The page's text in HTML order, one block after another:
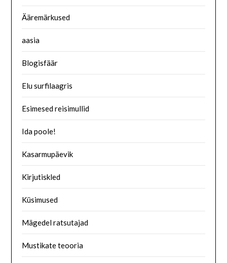
Ääremärkused
aasia
Blogisfäär
Elu surfilaagris
Esimesed reisimullid
Ida poole!
Kasarmupäevik
Kirjutiskled
Küsimused
Mägedel ratsutajad
Mustikate teooria